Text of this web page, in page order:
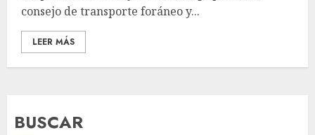
consejo de transporte foráneo y...
LEER MÁS
BUSCAR